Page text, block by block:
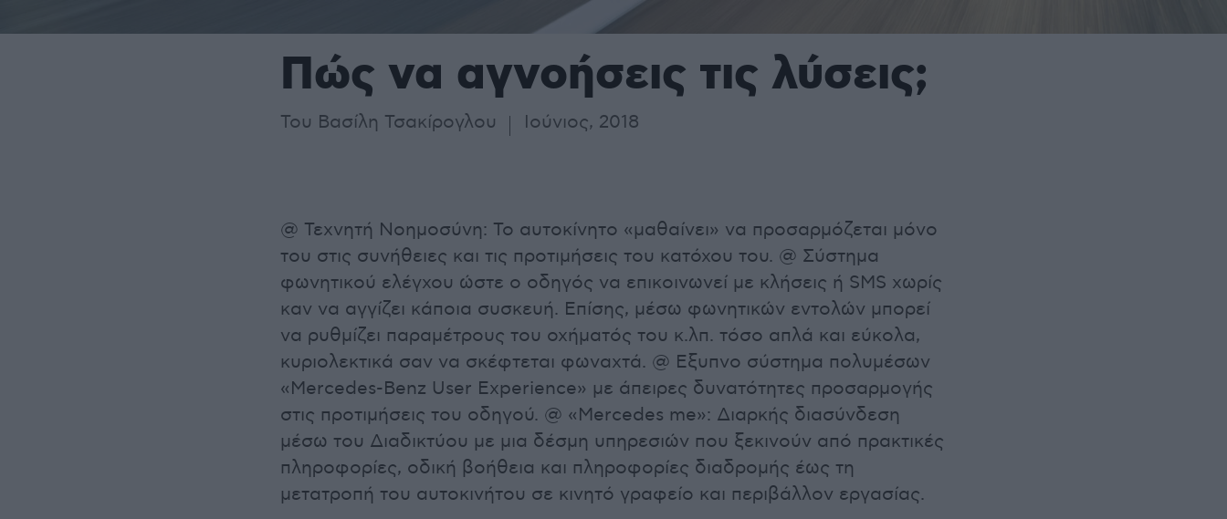
Πώς να αγνοήσεις τις λύσεις;
Του Βασίλη Τσακίρογλου Ιούνιος, 2018
@ Τεχνητή Νοημοσύνη: Το αυτοκίνητο «μαθαίνει» να προσαρμόζεται μόνο
του στις συνήθειες και τις προτιμήσεις του κατόχου του. @ Σύστημα
φωνητικού ελέγχου ώστε ο οδηγός να επικοινωνεί με κλήσεις ή SMS χωρίς
καν να αγγίζει κάποια συσκευή. Επίσης, μέσω φωνητικών εντολών μπορεί
να ρυθμίζει παραμέτρους του οχήματός του κ.λπ. τόσο απλά και εύκολα,
κυριολεκτικά σαν να σκέφτεται φωναχτά. @ Εξυπνο σύστημα πολυμέσων
«Mercedes-Benz User Experience» με άπειρες δυνατότητες προσαρμογής
στις προτιμήσεις του οδηγού. @ «Mercedes me»: Διαρκής διασύνδεση
μέσω του Διαδικτύου με μια δέσμη υπηρεσιών που ξεκινούν από πρακτικές
πληροφορίες, οδική βοήθεια και πληροφορίες διαδρομής έως τη
μετατροπή του αυτοκινήτου σε κινητό γραφείο και περιβάλλον εργασίας.